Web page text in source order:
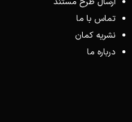
تماس با ما
نشریه کمان
درباره ما